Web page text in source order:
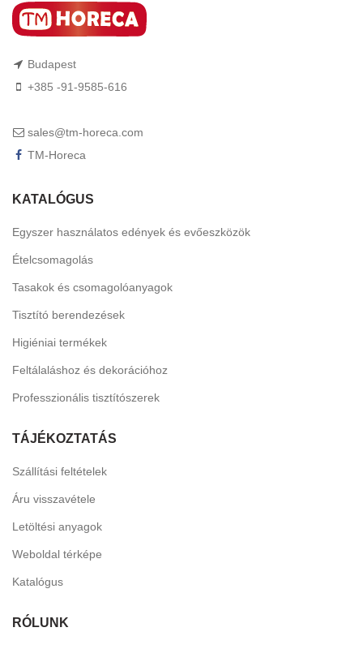
Budapest
+385 -91-9585-616
sales@tm-horeca.com
TM-Horeca
KATALÓGUS
Egyszer használatos edények és evőeszközök
Ételcsomagolás
Tasakok és csomagolóanyagok
Tisztító berendezések
Higiéniai termékek
Feltálaláshoz és dekorációhoz
Professzionális tisztítószerek
TÁJÉKOZTATÁS
Szállítási feltételek
Áru visszavétele
Letöltési anyagok
Weboldal térképe
Katalógus
RÓLUNK